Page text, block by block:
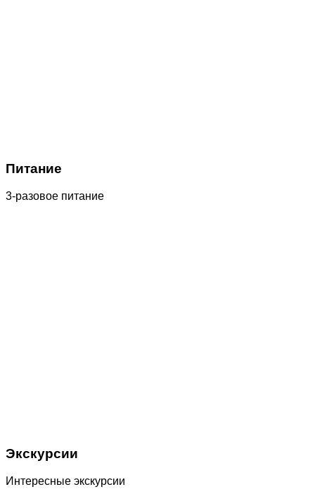
Питание
3-разовое питание
Экскурсии
Интересные экскурсии